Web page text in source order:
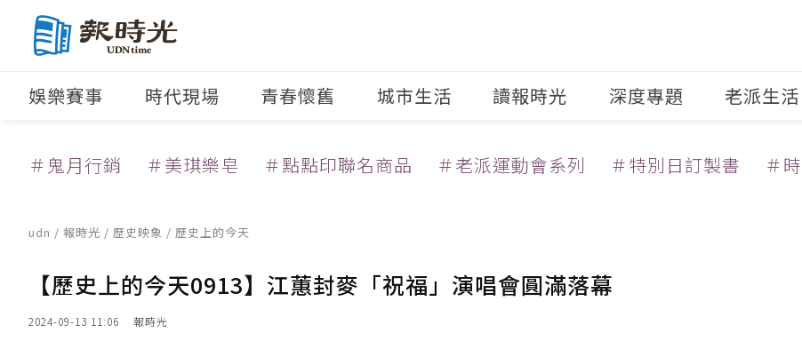
娛樂賽事 時代現場 青春懷舊 城市生活 讀報時光 深度專題 老派生活
＃鬼月行銷 ＃美琪樂皂 ＃點點印聯名商品 ＃老派運動會系列 ＃特別日訂製書 ＃
udn / 報時光 / 歷史映象 / 歷史上的今天
【歷史上的今天0913】江蕙封麥「祝福」演唱會圓滿落幕
2024-09-13 11:06 報時光